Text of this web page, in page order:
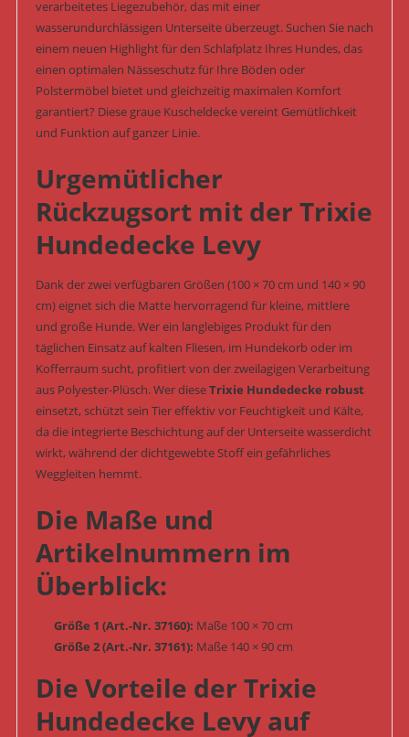
verarbeitetes Liegezubehör, das mit einer
wasserundurchlässigen Unterseite überzeugt. Suchen Sie nach
einem neuen Highlight für den Schlafplatz Ihres Hundes, das
einen optimalen Nässeschutz für Ihre Böden oder
Polstermöbel bietet und gleichzeitig maximalen Komfort
garantiert? Diese graue Kuscheldecke vereint Gemütlichkeit
und Funktion auf ganzer Linie.
Urgemütlicher
Rückzugsort mit der Trixie
Hundedecke Levy
Dank der zwei verfügbaren Größen (100 × 70 cm und 140 × 90
cm) eignet sich die Matte hervorragend für kleine, mittlere
und große Hunde. Wer ein langlebiges Produkt für den
täglichen Einsatz auf kalten Fliesen, im Hundekorb oder im
Kofferraum sucht, profitiert von der zweilagigen Verarbeitung
aus Polyester-Plüsch. Wer dieseTrixie Hundedecke robust
einsetzt, schützt sein Tier effektiv vor Feuchtigkeit und Kälte,
da die integrierte Beschichtung auf der Unterseite wasserdicht
wirkt, während der dichtgewebte Stoff ein gefährliches
Weggleiten hemmt.
Die Maße und
Artikelnummern im
Überblick:
Größe 1 (Art.-Nr. 37160): Maße 100 × 70 cm
Größe 2 (Art.-Nr. 37161): Maße 140 × 90 cm
Die Vorteile der Trixie
Hundedecke Levy auf